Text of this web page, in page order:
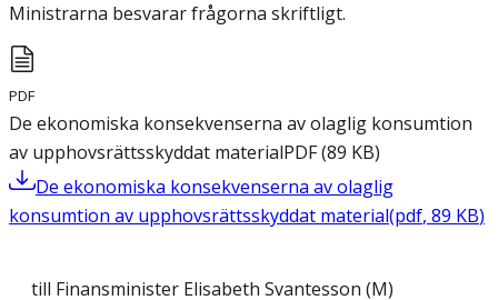
Ministrarna besvarar frågorna skriftligt.
PDF
De ekonomiska konsekvenserna av olaglig konsumtion
av upphovsrättsskyddat materialPDF(89 KB)
De ekonomiska konsekvenserna av olaglig
konsumtion av upphovsrättsskyddat material(pdf, 89 KB)
till Finansminister Elisabeth Svantesson (M)